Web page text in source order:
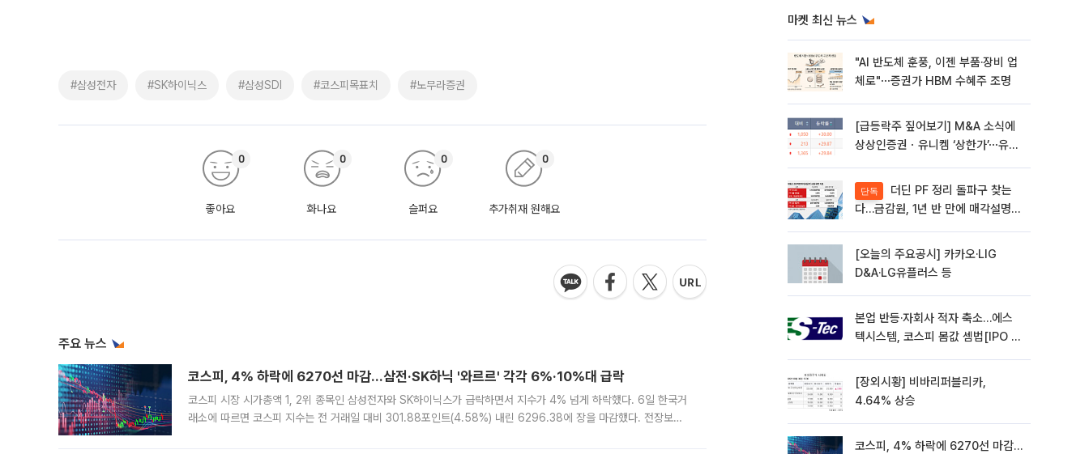
#삼성전자 #SK하이닉스 #삼성SDI #코스피목표치 #노무라증권
좋아요
0
화나요
0
슬퍼요
0
추가취재 원해요
0
주요 뉴스
코스피, 4% 하락에 6270선 마감…삼전·SK하닉 '와르르' 각각 6%·10%대 급락
코스피 시장 시가총액 1, 2위 종목인 삼성전자와 SK하이닉스가 급락하면서 지수가 4% 넘게 하락했다. 6일 한국거
래소에 따르면 코스피 지수는 전 거래일 대비 301.88포인트(4.58%) 내린 6296.38에 장을 마감했다. 전장보다
마켓 최신 뉴스
"AI 반도체 훈풍, 이젠 부품·장비 업
체로"⋯증권가 HBM 수혜주 조명
[급등락주 짚어보기] M&A 소식에
상상인증권ㆍ유니켐 ‘상한가’⋯유증
단독
다…금감원, 1년 반 만에 매각설명회
[오늘의 주요공시] 카카오·LIG
D&A·LG유플러스 등
본업 반등·자회사 적자 축소…에스
텍시스템, 코스피 몸값 셈법[IPO 엑
[장외시황] 비바리퍼블리카,
4.64% 상승
코스피, 4% 하락에 6270선 마감…